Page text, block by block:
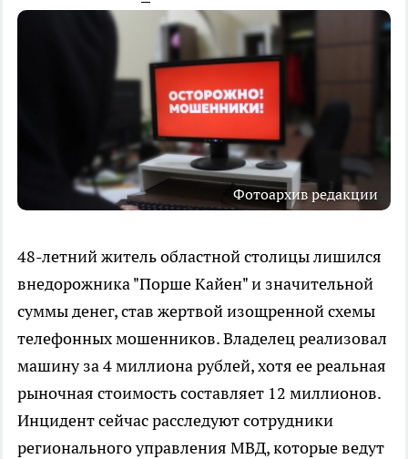
Фотоархив редакции
48-летний житель областной столицы лишился
внедорожника "Порше Кайен" и значительной
суммы денег, став жертвой изощренной схемы
телефонных мошенников. Владелец реализовал
машину за 4 миллиона рублей, хотя ее реальная
рыночная стоимость составляет 12 миллионов.
Инцидент сейчас расследуют сотрудники
регионального управления МВД, которые ведут